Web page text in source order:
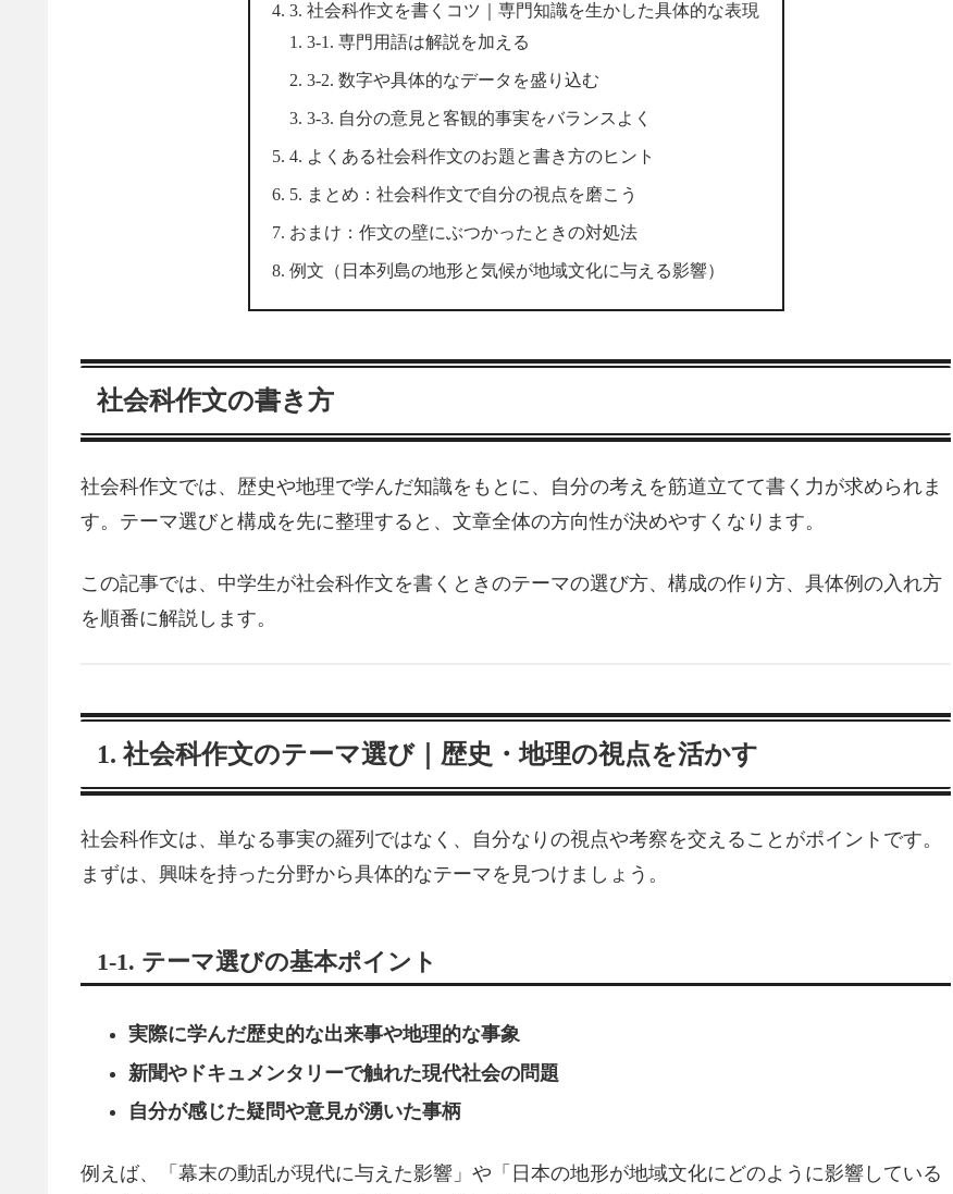
3. 社会科作文を書くコツ｜専門知識を生かした具体的な表現
3-1. 専門用語は解説を加える
3-2. 数字や具体的なデータを盛り込む
3-3. 自分の意見と客観的事実をバランスよく
4. よくある社会科作文のお題と書き方のヒント
5. まとめ：社会科作文で自分の視点を磨こう
おまけ：作文の壁にぶつかったときの対処法
例文（日本列島の地形と気候が地域文化に与える影響）
社会科作文の書き方
社会科作文では、歴史や地理で学んだ知識をもとに、自分の考えを筋道立てて書く力が求められま
す。テーマ選びと構成を先に整理すると、文章全体の方向性が決めやすくなります。
この記事では、中学生が社会科作文を書くときのテーマの選び方、構成の作り方、具体例の入れ方
を順番に解説します。
1. 社会科作文のテーマ選び｜歴史・地理の視点を活かす
社会科作文は、単なる事実の羅列ではなく、自分なりの視点や考察を交えることがポイントです。
まずは、興味を持った分野から具体的なテーマを見つけましょう。
1-1. テーマ選びの基本ポイント
実際に学んだ歴史的な出来事や地理的な事象
新聞やドキュメンタリーで触れた現代社会の問題
自分が感じた疑問や意見が湧いた事柄
例えば、「幕末の動乱が現代に与えた影響」や「日本の地形が地域文化にどのように影響している